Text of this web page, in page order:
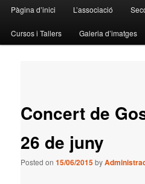
menu
Pàgina d’inici L’associació
Cursos i Tallers Galeria d’imatges
Concert de
26 de juny
Posted on15/06/2015by